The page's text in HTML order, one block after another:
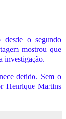
o segundo
mostrou que
investigação.
detido. Sem o
Henrique Martins